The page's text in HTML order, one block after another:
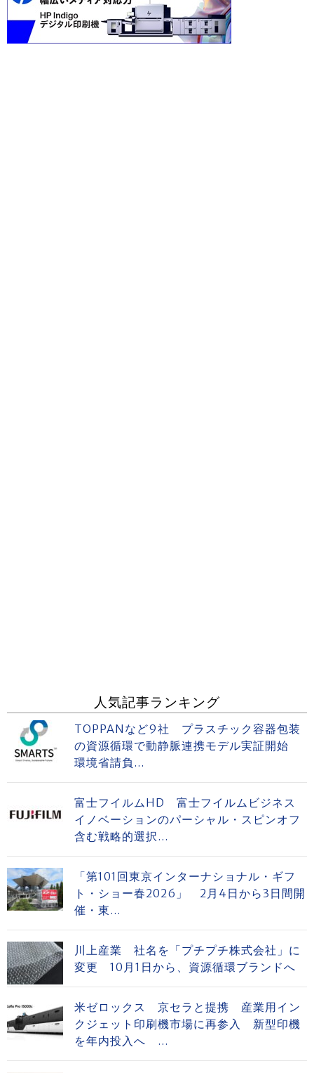
人気記事ランキング
TOPPANなど9社 プラスチック容器包装
の資源循環で動静脈連携モデル実証開始
環境省請負...
富士フイルムHD 富士フイルムビジネス
イノベーションのパーシャル・スピンオフ
含む戦略的選択...
「第101回東京インターナショナル・ギフ
ト・ショー春2026」 2月4日から3日間開
催・東...
川上産業 社名を「プチプチ株式会社」に
変更 10月1日から、資源循環ブランドへ
米ゼロックス 京セラと提携 産業用イン
クジェット印刷機市場に再参入 新型印機
を年内投入へ ...